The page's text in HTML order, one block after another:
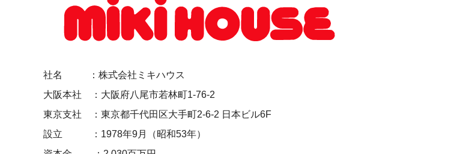
社名 ：株式会社ミキハウス
大阪本社 ：大阪府八尾市若林町1-76-2
東京支社 ：東京都千代田区大手町2-6-2 日本ビル6F
設立 ：1978年9月（昭和53年）